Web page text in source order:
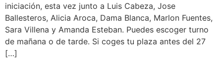
iniciación, esta vez junto a Luis Cabeza, Jose
Ballesteros, Alicia Aroca, Dama Blanca, Marlon Fuentes,
Sara Villena y Amanda Esteban. Puedes escoger turno
de mañana o de tarde. Si coges tu plaza antes del 27
[…]